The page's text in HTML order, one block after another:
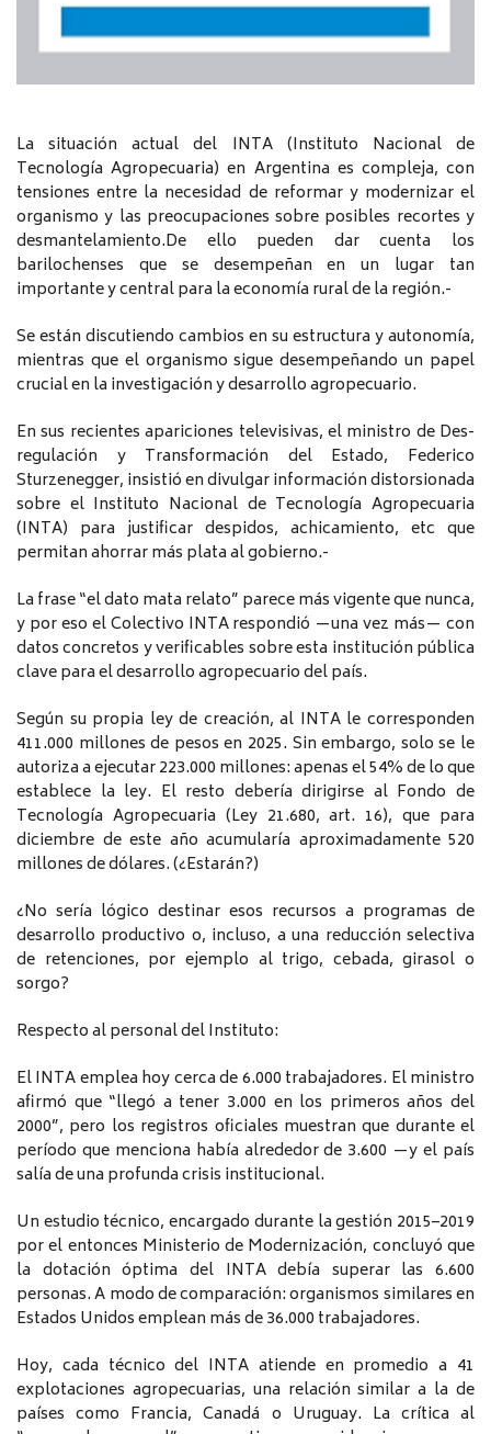
La situación actual del INTA (Instituto Nacional de
Tecnología Agropecuaria) en Argentina es compleja, con
tensiones entre la necesidad de reformar y modernizar el
organismo y las preocupaciones sobre posibles recortes y
desmantelamiento.De ello pueden dar cuenta los
barilochenses que se desempeñan en un lugar tan
importante y central para la economía rural de la región.-
Se están discutiendo cambios en su estructura y autonomía,
mientras que el organismo sigue desempeñando un papel
crucial en la investigación y desarrollo agropecuario.
En sus recientes apariciones televisivas, el ministro de Des-
regulación y Transformación del Estado, Federico
Sturzenegger, insistió en divulgar información distorsionada
sobre el Instituto Nacional de Tecnología Agropecuaria
(INTA) para justificar despidos, achicamiento, etc que
permitan ahorrar más plata al gobierno.-
La frase “el dato mata relato” parece más vigente que nunca,
y por eso el Colectivo INTA respondió —una vez más— con
datos concretos y verificables sobre esta institución pública
clave para el desarrollo agropecuario del país.
Según su propia ley de creación, al INTA le corresponden
411.000 millones de pesos en 2025. Sin embargo, solo se le
autoriza a ejecutar 223.000 millones: apenas el 54% de lo que
establece la ley. El resto debería dirigirse al Fondo de
Tecnología Agropecuaria (Ley 21.680, art. 16), que para
diciembre de este año acumularía aproximadamente 520
millones de dólares. (¿Estarán?)
¿No sería lógico destinar esos recursos a programas de
desarrollo productivo o, incluso, a una reducción selectiva
de retenciones, por ejemplo al trigo, cebada, girasol o
sorgo?
Respecto al personal del Instituto:
El INTA emplea hoy cerca de 6.000 trabajadores. El ministro
afirmó que “llegó a tener 3.000 en los primeros años del
2000”, pero los registros oficiales muestran que durante el
período que menciona había alrededor de 3.600 —y el país
salía de una profunda crisis institucional.
Un estudio técnico, encargado durante la gestión 2015–2019
por el entonces Ministerio de Modernización, concluyó que
la dotación óptima del INTA debía superar las 6.600
personas. A modo de comparación: organismos similares en
Estados Unidos emplean más de 36.000 trabajadores.
Hoy, cada técnico del INTA atiende en promedio a 41
explotaciones agropecuarias, una relación similar a la de
países como Francia, Canadá o Uruguay. La crítica al